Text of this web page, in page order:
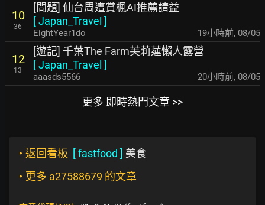
10
36
[問題] 仙台周遭賞楓AI推薦請益
[Japan_Travel ]
EightYear1do 19小時前, 08/05
12
13
[遊記] 千葉The Farm芙莉蓮懶人露營
[Japan_Travel ]
aaasds5566 20小時前, 08/05
更多 即時熱門文章 >>
‣ 返回看板 [fastfood ] 美食
‣ 更多 a27588679 的文章